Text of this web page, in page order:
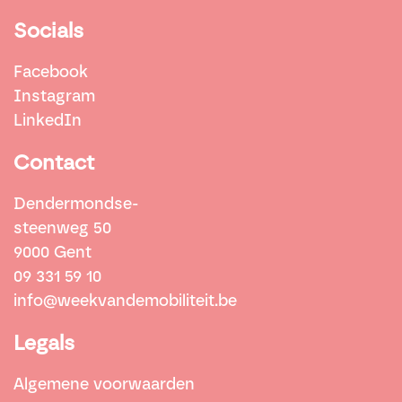
Socials
Facebook
Instagram
LinkedIn
Contact
Dendermondse-
steenweg 50
9000 Gent
09 331 59 10
info@weekvandemobiliteit.be
Legals
Algemene voorwaarden